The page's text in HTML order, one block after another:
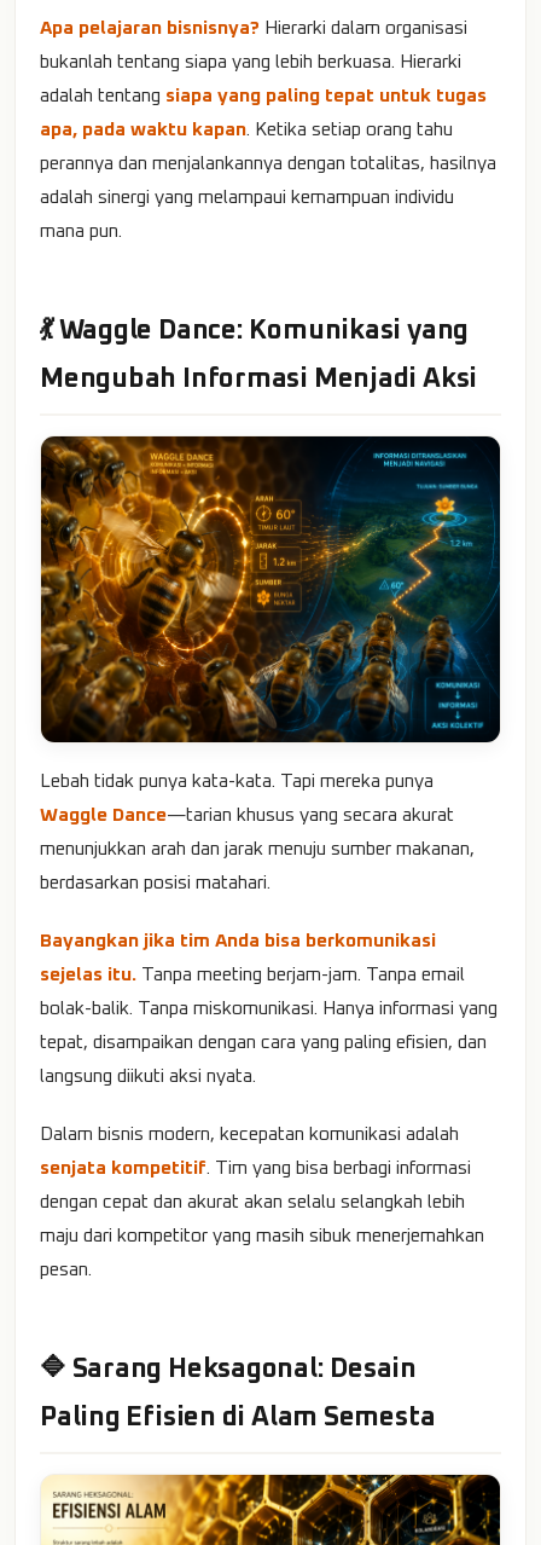
Apa pelajaran bisnisnya? Hierarki dalam organisasi
bukanlah tentang siapa yang lebih berkuasa. Hierarki
adalah tentang siapa yang paling tepat untuk tugas
apa, pada waktu kapan . Ketika setiap orang tahu
perannya dan menjalankannya dengan totalitas, hasilnya
adalah sinergi yang melampaui kemampuan individu
mana pun.
💃 Waggle Dance: Komunikasi yang
Mengubah Informasi Menjadi Aksi
Lebah tidak punya kata-kata. Tapi mereka punya
Waggle Dance—tarian khusus yang secara akurat
menunjukkan arah dan jarak menuju sumber makanan,
berdasarkan posisi matahari.
Bayangkan jika tim Anda bisa berkomunikasi
sejelas itu. Tanpa meeting berjam-jam. Tanpa email
bolak-balik. Tanpa miskomunikasi. Hanya informasi yang
tepat, disampaikan dengan cara yang paling efisien, dan
langsung diikuti aksi nyata.
Dalam bisnis modern, kecepatan komunikasi adalah
senjata kompetitif . Tim yang bisa berbagi informasi
dengan cepat dan akurat akan selalu selangkah lebih
maju dari kompetitor yang masih sibuk menerjemahkan
pesan.
🔷 Sarang Heksagonal: Desain
Paling Efisien di Alam Semesta